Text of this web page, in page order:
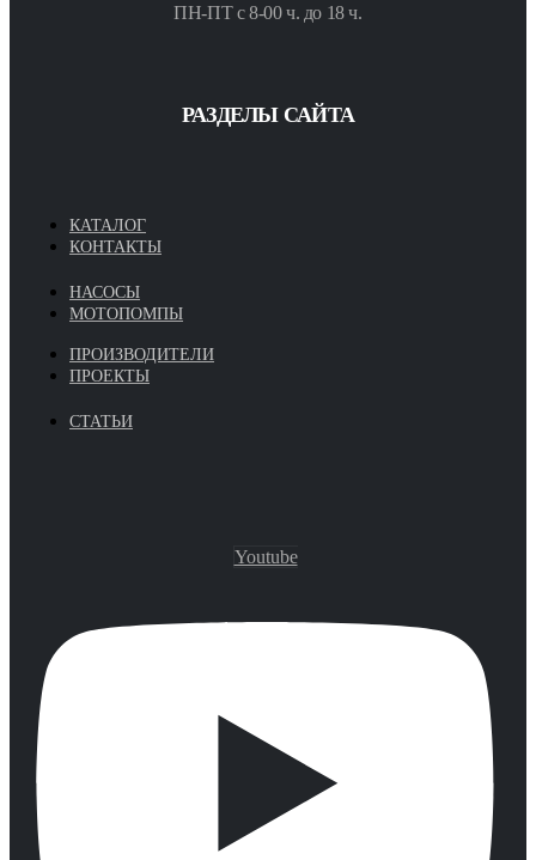
ПН-ПТ с 8-00 ч. до 18 ч.
РАЗДЕЛЫ САЙТА
КАТАЛОГ
КОНТАКТЫ
НАСОСЫ
МОТОПОМПЫ
ПРОИЗВОДИТЕЛИ
ПРОЕКТЫ
СТАТЬИ
Youtube